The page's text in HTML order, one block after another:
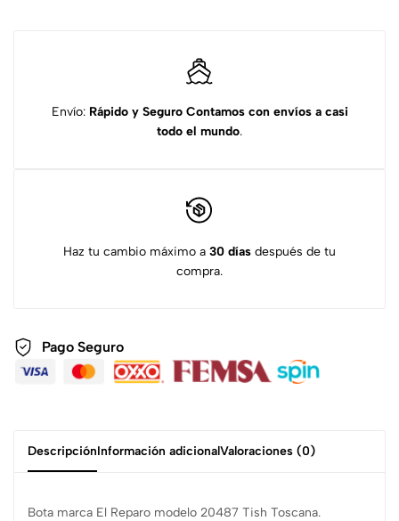
Envío: Rápido y Seguro Contamos con envíos a casi
todo el mundo.
Haz tu cambio máximo a 30 días después de tu
compra.
Pago Seguro
DescripciónInformación adicionalValoraciones (0)
Bota marca El Reparo modelo 20487 Tish Toscana.